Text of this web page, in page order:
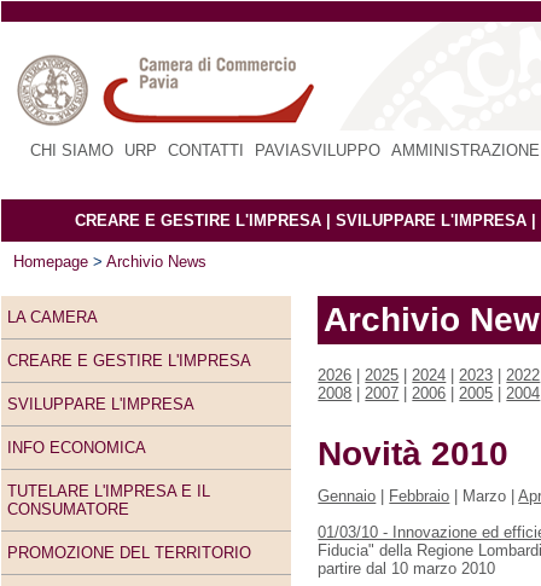
CHI SIAMO URP CONTATTI PAVIASVILUPPO
CREARE E GESTIRE L'IMPRESA SVILUPPARE L'IMPRESA
Homepage > Archivio News
LA CAMERA
CREARE E GESTIRE L'IMPRESA
SVILUPPARE L'IMPRESA
INFO ECONOMICA
TUTELARE L'IMPRESA E IL
CONSUMATORE
PROMOZIONE DEL TERRITORIO
Archivio
2026 |2025 |2024 |2023 |2022
2008 |2007 |2006 |2005 |2004
Novità 2010
Gennaio | Febbraio | Marzo |
01/03/10 - Innovazione ed
Fiducia" della Regione
partire dal 10 marzo 2010